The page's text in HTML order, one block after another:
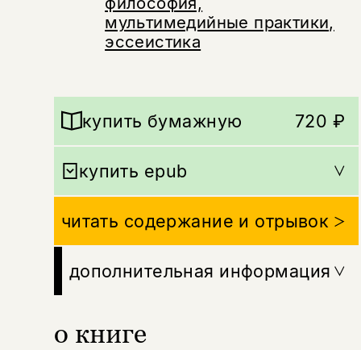
мультимедийные практики,
эссеистика
о книге
купить бумажную 720 ₽
купить epub
читать содержание и отрывок
дополнительная информация